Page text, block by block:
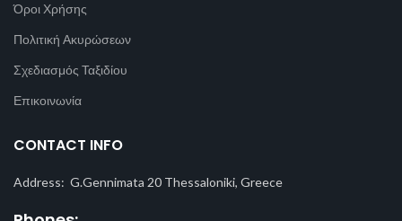
Όροι Χρήσης
Πολιτική Ακυρώσεων
Σχεδιασμός Ταξιδίου
Επικοινωνία
CONTACT INFO
Address: G.Gennimata 20 Thessaloniki, Greece